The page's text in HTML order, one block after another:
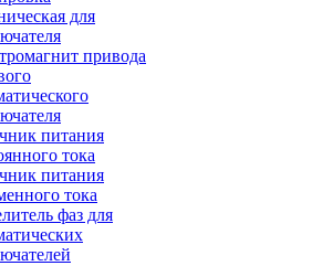
для
привода
питания
тока
питания
тока
фаз для